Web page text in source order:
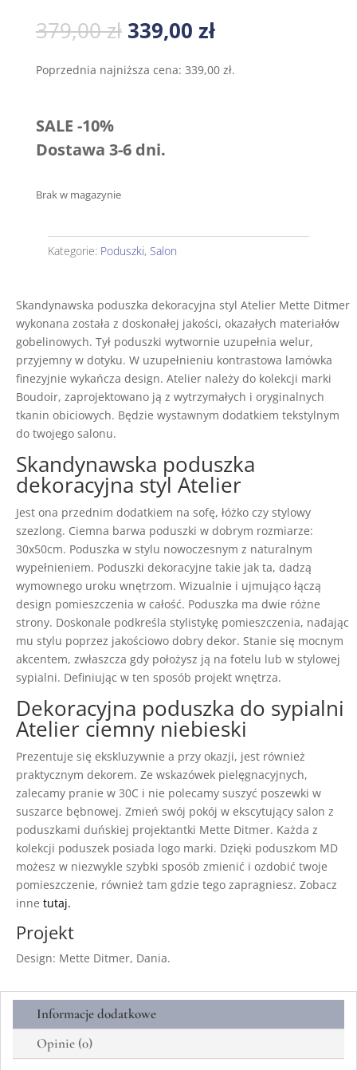
379,00zł Pierwotna
cena
wynosiła:
379,00 zł.
339,00 złAktualna
wynosi:
Poprzednia najniższa cena: 339,00 zł.
SALE -10%
Dostawa 3-6 dni.
Brak w magazynie
Kategorie: Poduszki, Salon
Skandynawska poduszka dekoracyjna styl Atelier Mette Ditmer
wykonana została z doskonałej jakości, okazałych materiałów
gobelinowych. Tył poduszki wytwornie uzupełnia welur,
przyjemny w dotyku. W uzupełnieniu kontrastowa lamówka
finezyjnie wykańcza design. Atelier należy do kolekcji marki
Boudoir, zaprojektowano ją z wytrzymałych i oryginalnych
tkanin obiciowych. Będzie wystawnym dodatkiem tekstylnym
do twojego salonu.
Skandynawska poduszka
dekoracyjna styl Atelier
Jest ona przednim dodatkiem na sofę, łóżko czy stylowy
szezlong. Ciemna barwa poduszki w dobrym rozmiarze:
30x50cm. Poduszka w stylu nowoczesnym z naturalnym
wypełnieniem. Poduszki dekoracyjne takie jak ta, dadzą
wymownego uroku wnętrzom. Wizualnie i ujmująco łączą
design pomieszczenia w całość. Poduszka ma dwie różne
strony. Doskonale podkreśla stylistykę pomieszczenia, nadając
mu stylu poprzez jakościowo dobry dekor. Stanie się mocnym
akcentem, zwłaszcza gdy położysz ją na fotelu lub w stylowej
sypialni. Definiując w ten sposób projekt wnętrza.
Dekoracyjna poduszka do sypialni
Atelier ciemny niebieski
Prezentuje się ekskluzywnie a przy okazji, jest również
praktycznym dekorem. Ze wskazówek pielęgnacyjnych,
zalecamy pranie w 30C i nie polecamy suszyć poszewki w
suszarce bębnowej. Zmień swój pokój w ekscytujący salon z
poduszkami duńskiej projektantki Mette Ditmer. Każda z
kolekcji poduszek posiada logo marki. Dzięki poduszkom MD
możesz w niezwykle szybki sposób zmienić i ozdobić twoje
pomieszczenie, również tam gdzie tego zapragniesz. Zobacz
inne tutaj.
Projekt
Design: Mette Ditmer, Dania.
Informacje dodatkowe
Opinie (0)